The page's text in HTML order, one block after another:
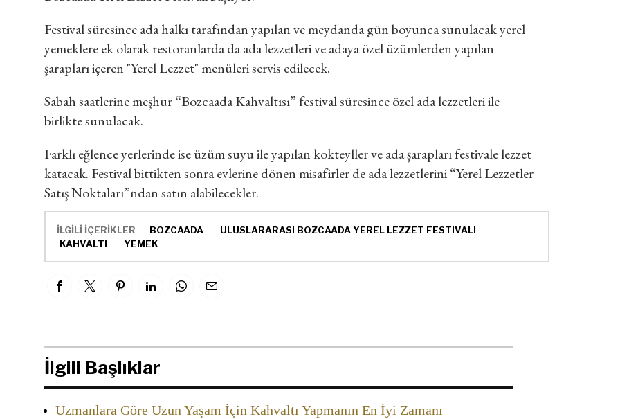
Festival süresince ada halkı tarafından yapılan ve meydanda gün boyunca sunulacak yerel
yemeklere ek olarak restoranlarda da ada lezzetleri ve adaya özel üzümlerden yapılan
şarapları içeren "Yerel Lezzet" menüleri servis edilecek.
Sabah saatlerine meşhur “Bozcaada Kahvaltısı” festival süresince özel ada lezzetleri ile
birlikte sunulacak.
Farklı eğlence yerlerinde ise üzüm suyu ile yapılan kokteyller ve ada şarapları festivale lezzet
katacak. Festival bittikten sonra evlerine dönen misafirler de ada lezzetlerini “Yerel Lezzetler
Satış Noktaları”ndan satın alabilecekler.
İLGİLİ İÇERİKLER BOZCAADA
ULUSLARARASI BOZCAADA YEREL LEZZET FESTIVALI
KAHVALTI
YEMEK
İlgili Başlıklar
Uzmanlara Göre Uzun Yaşam İçin Kahvaltı Yapmanın En İyi Zamanı